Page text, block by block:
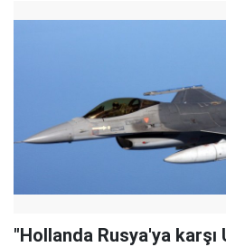
"Hollanda Rusya'ya karşı